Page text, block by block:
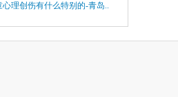
心理创伤有什么特别的-青岛..